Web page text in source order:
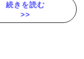
続きを読む
>>